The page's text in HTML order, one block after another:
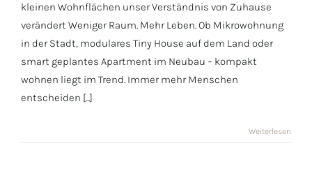
kleinen Wohnflächen unser Verständnis von Zuhause
verändert Weniger Raum. Mehr Leben. Ob Mikrowohnung
in der Stadt, modulares Tiny House auf dem Land oder
smart geplantes Apartment im Neubau – kompakt
wohnen liegt im Trend. Immer mehr Menschen
entscheiden [...]
Weiterlesen